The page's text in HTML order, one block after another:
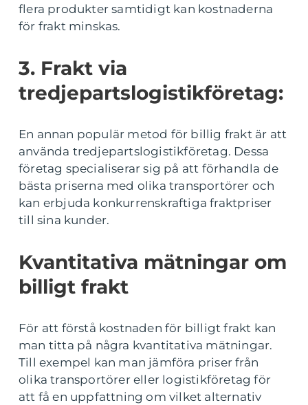
flera produkter samtidigt kan kostnaderna
för frakt minskas.
3. Frakt via
tredjepartslogistikföretag:
En annan populär metod för billig frakt är att
använda tredjepartslogistikföretag. Dessa
företag specialiserar sig på att förhandla de
bästa priserna med olika transportörer och
kan erbjuda konkurrenskraftiga fraktpriser
till sina kunder.
Kvantitativa mätningar om
billigt frakt
För att förstå kostnaden för billigt frakt kan
man titta på några kvantitativa mätningar.
Till exempel kan man jämföra priser från
olika transportörer eller logistikföretag för
att få en uppfattning om vilket alternativ